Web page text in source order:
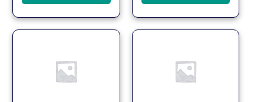
Den oprindelige pris var: 550.00kr..
Den aktuelle pris er: 449.00kr..